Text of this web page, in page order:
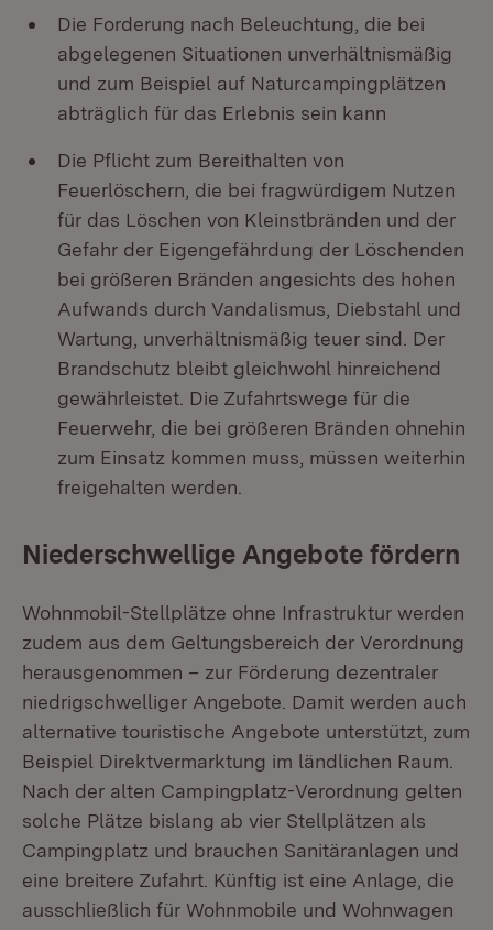
Die Forderung nach Beleuchtung, die bei
abgelegenen Situationen unverhältnismäßig
und zum Beispiel auf Naturcampingplätzen
abträglich für das Erlebnis sein kann
Die Pflicht zum Bereithalten von
Feuerlöschern, die bei fragwürdigem Nutzen
für das Löschen von Kleinstbränden und der
Gefahr der Eigengefährdung der Löschenden
bei größeren Bränden angesichts des hohen
Aufwands durch Vandalismus, Diebstahl und
Wartung, unverhältnismäßig teuer sind. Der
Brandschutz bleibt gleichwohl hinreichend
gewährleistet. Die Zufahrtswege für die
Feuerwehr, die bei größeren Bränden ohnehin
zum Einsatz kommen muss, müssen weiterhin
freigehalten werden.
Niederschwellige Angebote fördern
Wohnmobil-Stellplätze ohne Infrastruktur werden
zudem aus dem Geltungsbereich der Verordnung
herausgenommen – zur Förderung dezentraler
niedrigschwelliger Angebote. Damit werden auch
alternative touristische Angebote unterstützt, zum
Beispiel Direktvermarktung im ländlichen Raum.
Nach der alten Campingplatz-Verordnung gelten
solche Plätze bislang ab vier Stellplätzen als
Campingplatz und brauchen Sanitäranlagen und
eine breitere Zufahrt. Künftig ist eine Anlage, die
ausschließlich für Wohnmobile und Wohnwagen